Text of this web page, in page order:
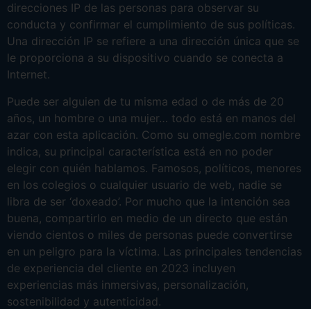
direcciones IP de las personas para observar su
conducta y confirmar el cumplimiento de sus políticas.
Una dirección IP se refiere a una dirección única que se
le proporciona a su dispositivo cuando se conecta a
Internet.
Puede ser alguien de tu misma edad o de más de 20
años, un hombre o una mujer… todo está en manos del
azar con esta aplicación. Como su omegle.com nombre
indica, su principal característica está en no poder
elegir con quién hablamos. Famosos, políticos, menores
en los colegios o cualquier usuario de web, nadie se
libra de ser ‘doxeado’. Por mucho que la intención sea
buena, compartirlo en medio de un directo que están
viendo cientos o miles de personas puede convertirse
en un peligro para la víctima. Las principales tendencias
de experiencia del cliente en 2023 incluyen
experiencias más inmersivas, personalización,
sostenibilidad y autenticidad.